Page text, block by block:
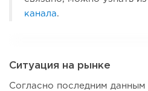
канала.
Ситуация на рынке
Согласно последним данным